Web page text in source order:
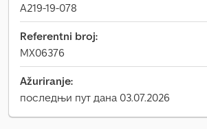
A219-19-078
Referentni broj:
MX06376
Ažuriranje:
последњи пут дана 03.07.2026